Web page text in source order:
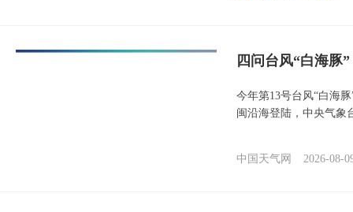
四问台风“白海豚
今年第13号台风“白海
闽沿海登陆，中央气象
中国天气网 2026-08-